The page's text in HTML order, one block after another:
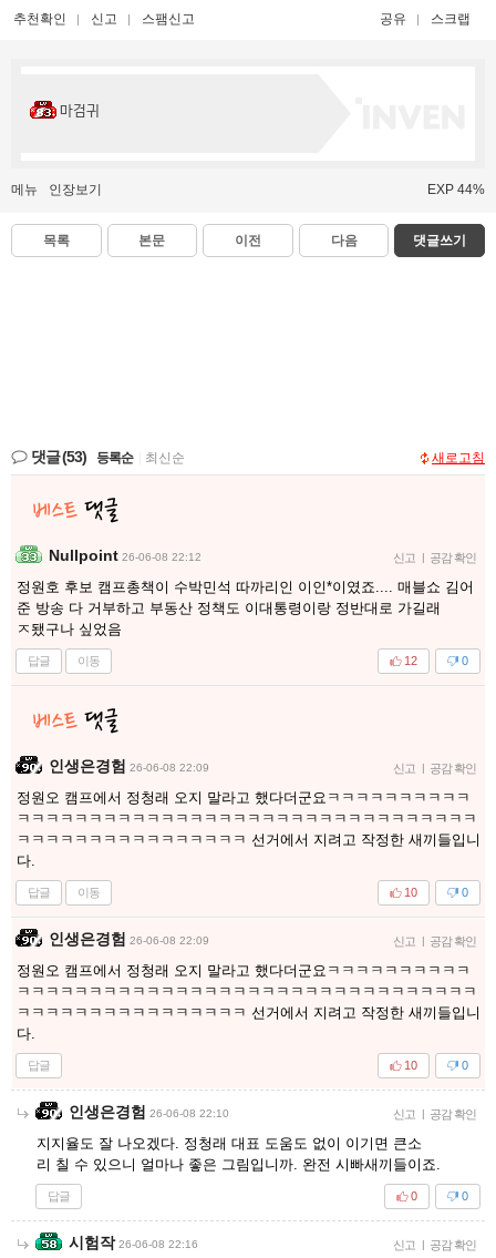
추천확인 신고 스팸신고 공유 스크랩
마검귀
메뉴 인장보기 EXP 44%
목록 본문 이전 다음 댓글쓰기
댓글(53) 등록순 최신순 새로고침
Nullpoint 26-06-08 22:12 신고 | 공감 확인
정원호 후보 캠프총책이 수박민석 따까리인 이인*이였죠.... 매블쇼 김어
준 방송 다 거부하고 부동산 정책도 이대통령이랑 정반대로 가길래
ㅈ됐구나 싶었음
답글 이동 0
12
인생은경험 26-06-08 22:09 신고 | 공감 확인
정원오 캠프에서 정청래 오지 말라고 했다더군요ㅋㅋㅋㅋㅋㅋㅋㅋㅋㅋ
ㅋㅋㅋㅋㅋㅋㅋㅋㅋㅋㅋㅋㅋㅋㅋㅋㅋㅋㅋㅋㅋㅋㅋㅋㅋㅋㅋㅋㅋㅋㅋㅋ
ㅋㅋㅋㅋㅋㅋㅋㅋㅋㅋㅋㅋㅋㅋㅋㅋ 선거에서 지려고 작정한 새끼들입니
다.
답글 이동 0
10
인생은경험 26-06-08 22:09 신고 | 공감 확인
정원오 캠프에서 정청래 오지 말라고 했다더군요ㅋㅋㅋㅋㅋㅋㅋㅋㅋㅋ
ㅋㅋㅋㅋㅋㅋㅋㅋㅋㅋㅋㅋㅋㅋㅋㅋㅋㅋㅋㅋㅋㅋㅋㅋㅋㅋㅋㅋㅋㅋㅋㅋ
ㅋㅋㅋㅋㅋㅋㅋㅋㅋㅋㅋㅋㅋㅋㅋㅋ 선거에서 지려고 작정한 새끼들입니
다.
답글 0
10
인생은경험 26-06-08 22:10 신고 | 공감 확인
지지율도 잘 나오겠다. 정청래 대표 도움도 없이 이기면 큰소
리 칠 수 있으니 얼마나 좋은 그림입니까. 완전 시빠새끼들이죠.
답글 0
0
시험작 26-06-08 22:16 신고 | 공감 확인